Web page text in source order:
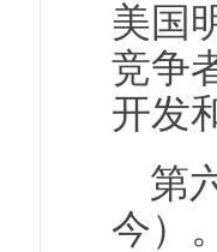
美国
竞争
开发
第
今）